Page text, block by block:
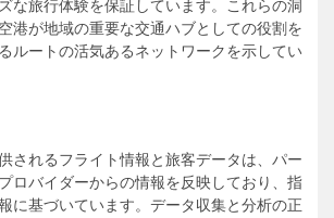
な旅行体験を保証しています。これらの洞
港が地域の重要な交通ハブとしての役割を
ルートの活気あるネットワークを示してい
されるフライト情報と旅客データは、パー
ロバイダーからの情報を反映しており、指
に基づいています。データ収集と分析の正